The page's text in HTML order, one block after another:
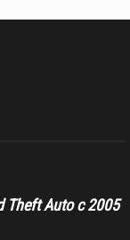
Theft Auto с 2005